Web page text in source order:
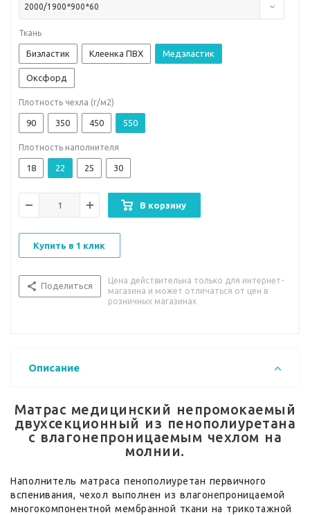
2000/1900*900*60
Ткань
Биэластик Клеенка ПВХ Медэластик
Оксфорд
Плотность чехла (г/м2)
90 350 450 550
Плотность наполнителя
18 22 25 30
В корзину
Купить в 1 клик
Поделиться
Цена действительна только для интернет-
магазина и может отличаться от цен в
розничных магазинах
Описание
Матрас медицинский непромокаемый
двухсекционный из пенополиуретана
с влагонепроницаемым чехлом на
молнии.
Наполнитель матраса пенополиуретан первичного
вспенивания, чехол выполнен из влагонепроницаемой
многокомпонентной мембранной ткани на трикотажной